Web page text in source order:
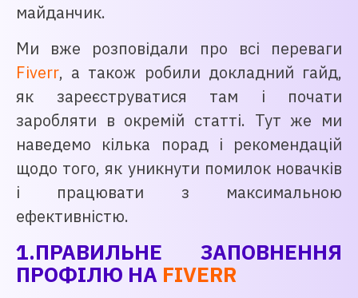
майданчик.
Ми вже розповідали про всі переваги
Fiverr, а також робили докладний гайд,
як зареєструватися там і почати
заробляти в окремій статті. Тут же ми
наведемо кілька порад і рекомендацій
щодо того, як уникнути помилок новачків
і працювати з максимальною
ефективністю.
1.ПРАВИЛЬНЕ ЗАПОВНЕННЯ
ПРОФІЛЮ НА FIVERR